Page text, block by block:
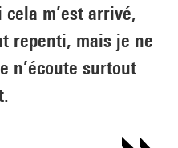
cela m’est arrivé,
repenti, mais je ne
n’écoute surtout